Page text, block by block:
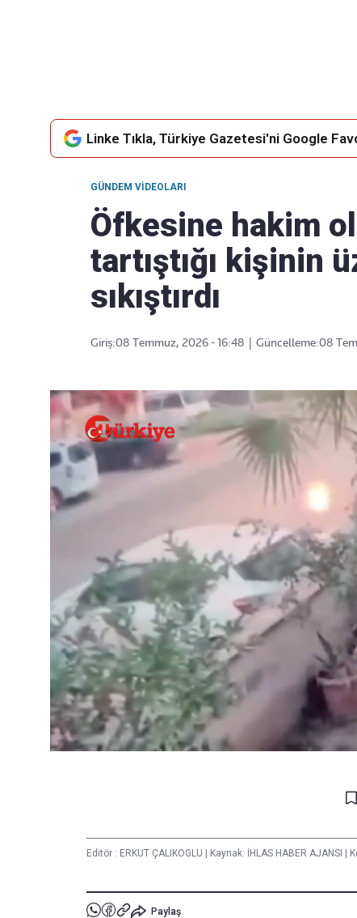
Linke Tıkla, Türkiye Gazetesi'ni Google
GÜNDEM VIDEOLARI
Öfkesine hakim
tartıştığı kişinin
sıkıştırdı
Giriş:08 Temmuz, 2026 - 16:48 Güncelleme:08
Editör : ERKUT ÇALIKOGLU Kaynak: İHLAS HABER AJANSI
Paylaş